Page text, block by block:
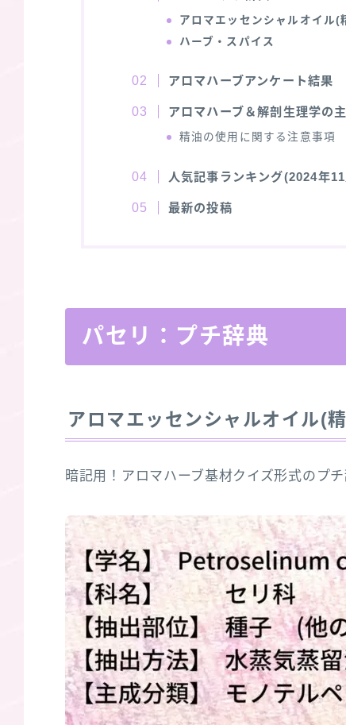
アロマエッセンシャルオイル(
ハーブ・スパイス
アロマハーブアンケート結果
アロマハーブ＆解剖生理学の
精油の使用に関する注意事項
人気記事ランキング(2024年
最新の投稿
パセリ：プチ辞典
アロマエッセンシャルオイル(
暗記用！アロマハーブ基材クイズ形式のプ